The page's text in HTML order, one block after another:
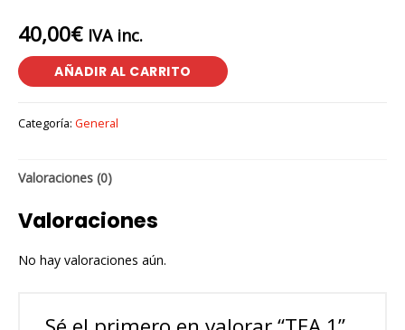
40,00€ IVA inc.
AÑADIR AL CARRITO
Categoría: General
Valoraciones (0)
Valoraciones
No hay valoraciones aún.